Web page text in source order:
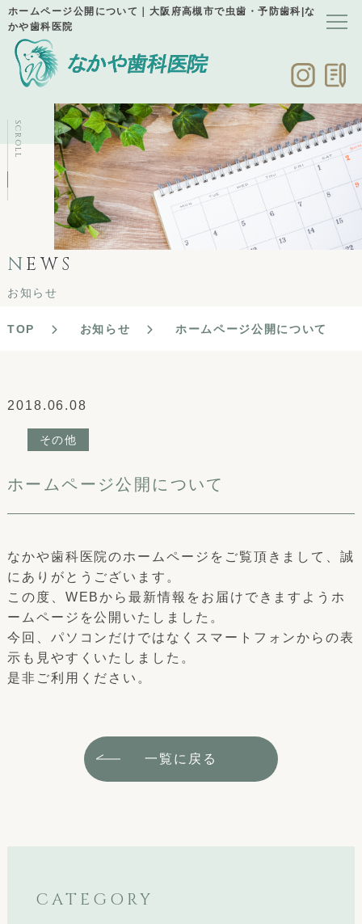
ホームページ公開について｜大阪府高槻市で虫歯・予防歯科|な
かや歯科医院
NEWS
お知らせ
SCROLL
TOP お知らせ ホームページ公開について
2018.06.08
その他
ホームページ公開について
なかや歯科医院のホームページをご覧頂きまして、誠
にありがとうございます。
この度、WEBから最新情報をお届けできますようホ
ームページを公開いたしました。
今回、パソコンだけではなくスマートフォンからの表
示も見やすくいたしました。
是非ご利用ください。
一覧に戻る
CATEGORY